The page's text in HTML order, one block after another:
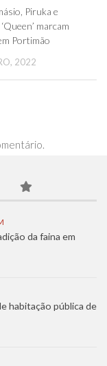
Piruka e
marcam
Portimão
2022
da faina em
habitação pública de